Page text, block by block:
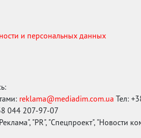
и персональных данных
reklama@mediadim.com.ua Тел:
044 207-97-07
"PR", "Спецпроект", "Новости